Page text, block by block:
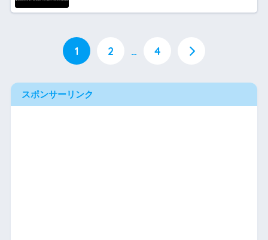
1 2 … 4
スポンサーリンク